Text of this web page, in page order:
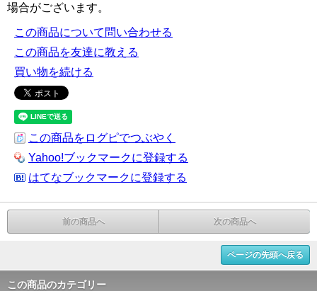
場合がございます。
この商品について問い合わせる
この商品を友達に教える
買い物を続ける
この商品をログピでつぶやく
Yahoo!ブックマークに登録する
はてなブックマークに登録する
前の商品へ 次の商品へ
ページの先頭へ戻る
この商品のカテゴリー